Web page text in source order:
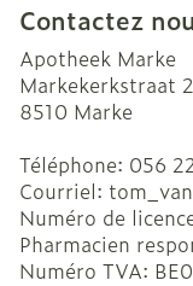
Contactez
Apotheek Marke
Markekerkstraat
8510 Marke
Téléphone: 056
Courriel:
Numéro de
Pharmacien
Numéro TVA: